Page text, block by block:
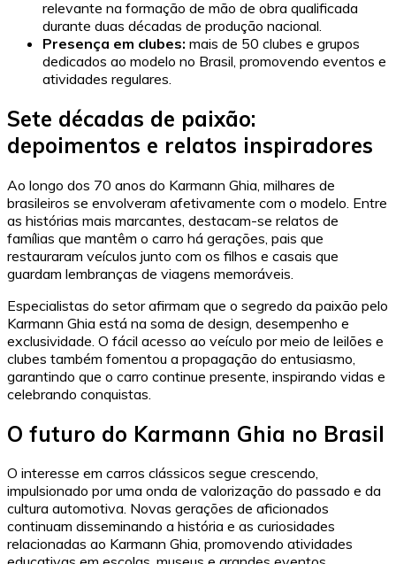
relevante na formação de mão de obra qualificada
durante duas décadas de produção nacional.
Presença em clubes: mais de 50 clubes e grupos
dedicados ao modelo no Brasil, promovendo eventos e
atividades regulares.
Sete décadas de paixão:
depoimentos e relatos inspiradores
Ao longo dos 70 anos do Karmann Ghia, milhares de
brasileiros se envolveram afetivamente com o modelo. Entre
as histórias mais marcantes, destacam-se relatos de
famílias que mantêm o carro há gerações, pais que
restauraram veículos junto com os filhos e casais que
guardam lembranças de viagens memoráveis.
Especialistas do setor afirmam que o segredo da paixão pelo
Karmann Ghia está na soma de design, desempenho e
exclusividade. O fácil acesso ao veículo por meio de leilões e
clubes também fomentou a propagação do entusiasmo,
garantindo que o carro continue presente, inspirando vidas e
celebrando conquistas.
O futuro do Karmann Ghia no Brasil
O interesse em carros clássicos segue crescendo,
impulsionado por uma onda de valorização do passado e da
cultura automotiva. Novas gerações de aficionados
continuam disseminando a história e as curiosidades
relacionadas ao Karmann Ghia, promovendo atividades